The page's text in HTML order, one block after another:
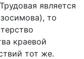
является
то
краевой
тот же.